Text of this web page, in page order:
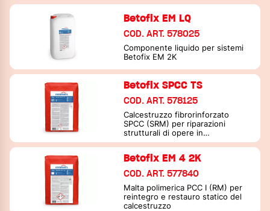
Betofix EM LQ
COD. ART. 578025
Componente liquido per sistemi
Betofix EM 2K
Betofix SPCC TS
COD. ART. 578125
Calcestruzzo fibrorinforzato
SPCC (SRM) per riparazioni
strutturali di opere in
calcestruzzo
Betofix EM 4 2K
COD. ART. 577840
Malta polimerica PCC I (RM) per
reintegro e restauro statico del
calcestruzzo